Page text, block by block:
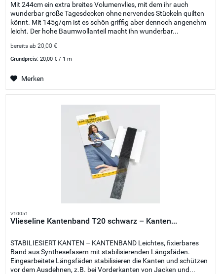
Mit 244cm ein extra breites Volumenvlies, mit dem ihr auch
wunderbar große Tagesdecken ohne nervendes Stückeln quilten
könnt. Mit 145g/qm ist es schön griffig aber dennoch angenehm
leicht. Der hohe Baumwollanteil macht ihn wunderbar...
bereits ab 20,00 €
Grundpreis:20,00 € / 1 m
Merken
V10051
Vlieseline Kantenband T20 schwarz – Kanten...
STABILIESIERT KANTEN – KANTENBAND Leichtes, fixierbares
Band aus Synthesefasern mit stabilisierenden Längsfäden.
Eingearbeitete Längsfäden stabilisieren die Kanten und schützen
vor dem Ausdehnen, z.B. bei Vorderkanten von Jacken und...